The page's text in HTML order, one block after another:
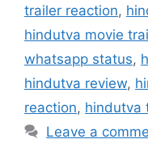
trailer reaction,
hindutva movie
whatsapp status,
hindutva review,
reaction, hindutva
Leave a